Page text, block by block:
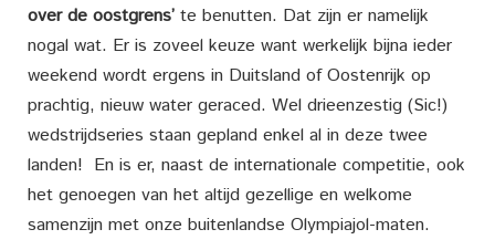
over de oostgrens’ te benutten. Dat zijn er namelijk
nogal wat. Er is zoveel keuze want werkelijk bijna ieder
weekend wordt ergens in Duitsland of Oostenrijk op
prachtig, nieuw water geraced. Wel drieenzestig (Sic!)
wedstrijdseries staan gepland enkel al in deze twee
landen! En is er, naast de internationale competitie, ook
het genoegen van het altijd gezellige en welkome
samenzijn met onze buitenlandse Olympiajol-maten.